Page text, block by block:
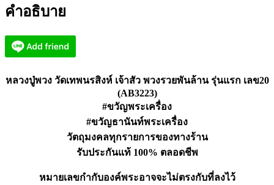
เจ้า
พวง
พัน
คำอธิบาย
หลวงปู่พวง วัดเทพนรสิงห์ เจ้าสัว พวงรวยพันล้าน รุ่นแรก เลข20
(AB3223)
#ขวัญพระเครื่อง
#ขวัญธานันท์พระเครื่อง
วัตถุมงคลทุกรายการของทางร้าน
รับประกันแท้ 100% ตลอดชีพ
หมายเลขกำกับองค์พระอาจจะไม่ตรงกับที่ลงไว้